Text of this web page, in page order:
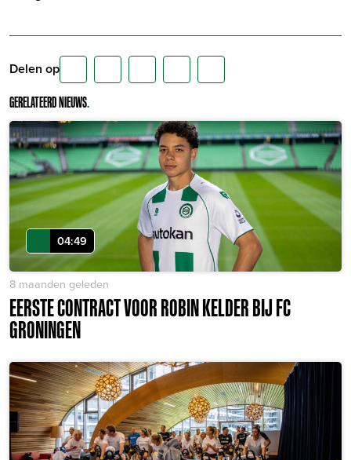
Delen op
GERELATEERD NIEUWS.
04:49
8 maanden geleden
EERSTE CONTRACT VOOR ROBIN KELDER BIJ FC
GRONINGEN